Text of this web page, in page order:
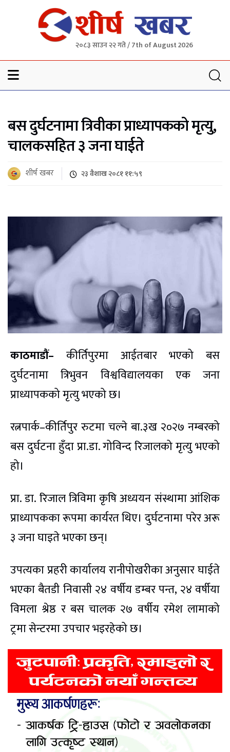
२०८३ साउन २२ गते / 7th of August 2026
बस दुर्घटनामा त्रिवीका प्राध्यापकको मृत्यु,
चालकसहित ३ जना घाईते
शीर्ष खबर २३ वैशाख २०८१ ११:५९
काठमाडौं– कीर्तिपुरमा आईतबार भएको बस
दुर्घटनामा त्रिभुवन विश्वविद्यालयका एक जना
प्राध्यापकको मृत्यु भएको छ।
रत्नपार्क–कीर्तिपुर रुटमा चल्ने बा.३ख २०२७ नम्बरको
बस दुर्घटना हुँदा प्रा.डा. गोविन्द रिजालको मृत्यु भएको
हो।
प्रा. डा. रिजाल त्रिविमा कृषि अध्ययन संस्थामा आंशिक
प्राध्यापकका रूपमा कार्यरत थिए। दुर्घटनामा परेर अरू
३ जना घाइते भएका छन्।
उपत्यका प्रहरी कार्यालय रानीपोखरीका अनुसार घाईते
भएका बैतडी निवासी २४ वर्षीय डम्बर पन्त, २४ वर्षीया
विमला श्रेष्ठ र बस चालक २७ वर्षीय रमेश लामाको
ट्रमा सेन्टरमा उपचार भइरहेको छ।